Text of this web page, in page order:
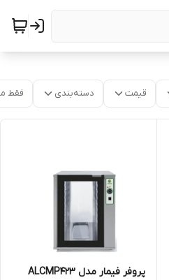
قیمت دسته‌بندی فقط
پروفر فیمار مدل ALCMP423